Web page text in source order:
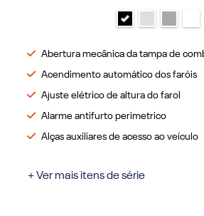
Abertura mecânica da tampa de
Acendimento automático dos faróis
Ajuste elétrico de altura do farol
Alarme antifurto perimetrico
Alças auxiliares de acesso ao veículo
+ Ver mais itens de série